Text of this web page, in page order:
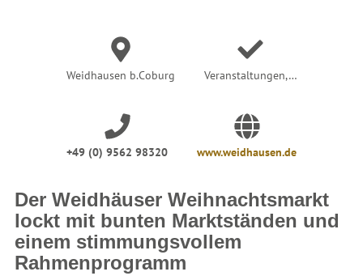
Weidhausen b.Coburg Veranstaltungen,…
+49 (0) 9562 98320 www.weidhausen.de
Der Weidhäuser Weihnachtsmarkt
lockt mit bunten Marktständen und
einem stimmungsvollem
Rahmenprogramm